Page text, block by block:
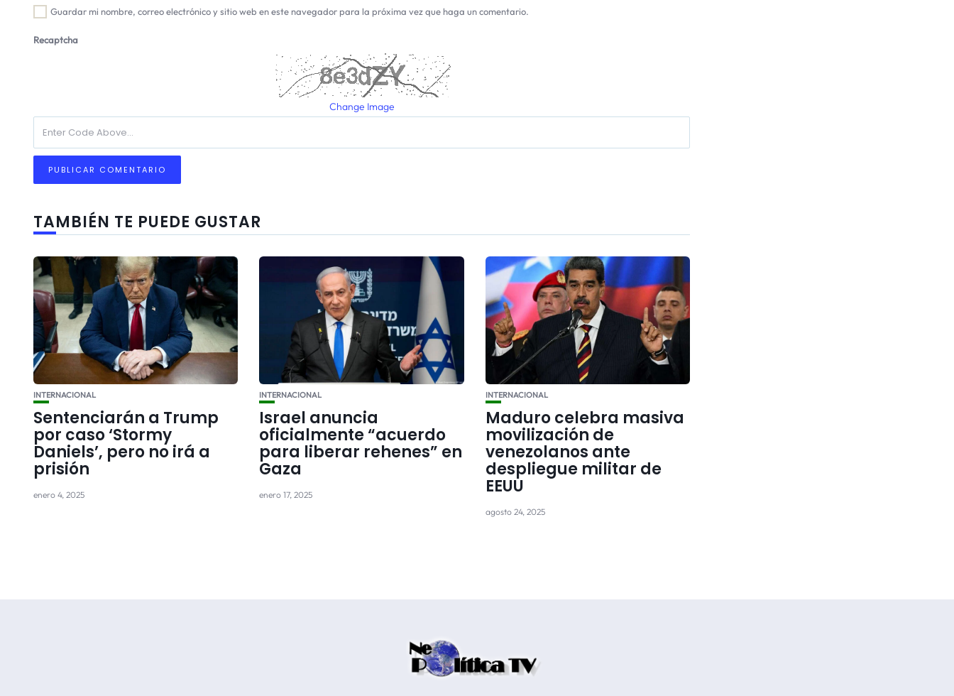
Guardar mi nombre, correo electrónico y sitio web en este navegador para la próxima vez que haga un comentario.
Recaptcha
Change Image
TAMBIÉN TE PUEDE GUSTAR
INTERNACIONAL
Sentenciarán a Trump
por caso ‘Stormy
Daniels’, pero no irá a
prisión
enero 4, 2025
INTERNACIONAL
Israel anuncia
oficialmente “acuerdo
para liberar rehenes” en
Gaza
enero 17, 2025
INTERNACIONAL
Maduro celebra masiva
movilización de
venezolanos ante
despliegue militar de
EEUU
agosto 24, 2025